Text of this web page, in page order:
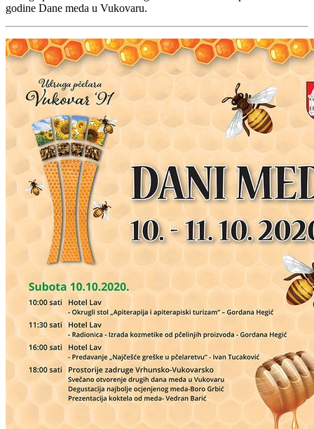
godine Dane meda u Vukovaru.